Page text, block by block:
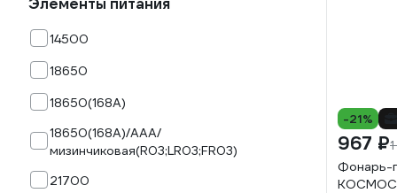
Элементы питания
14500
18650
18650(168A)
18650(168A)/AAA/
мизинчиковая(R03;LR03;FR03)
21700
-21%
967 ₽
Фонарь-
КОСМОС